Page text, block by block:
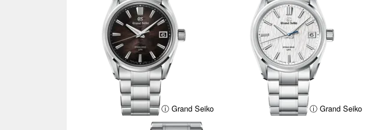
ⓘ Grand Seiko ⓘ Grand Seiko